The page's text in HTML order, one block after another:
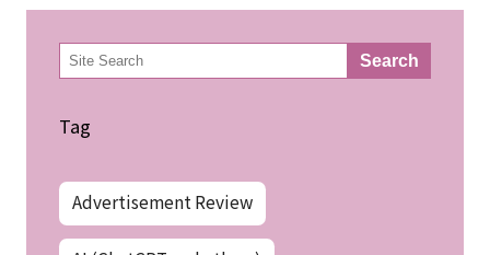
検
索 Search
Tag
Advertisement Review